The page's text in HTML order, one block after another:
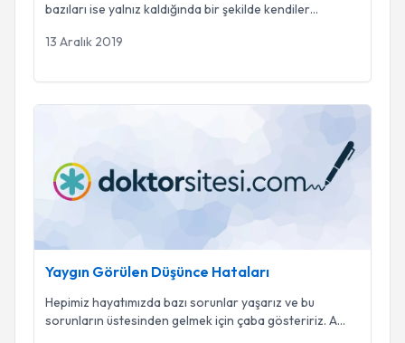
bazıları ise yalnız kaldığında bir şekilde kendiler...
13 Aralık 2019
Yaygın Görülen Düşünce Hataları
Hepimiz hayatımızda bazı sorunlar yaşarız ve bu
sorunların üstesinden gelmek için çaba gösteririz. A...